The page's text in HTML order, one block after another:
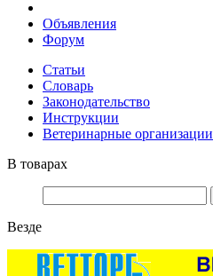
Объявления
Форум
Статьи
Словарь
Законодательство
Инструкции
Ветеринарные организации
В товарах
Везде